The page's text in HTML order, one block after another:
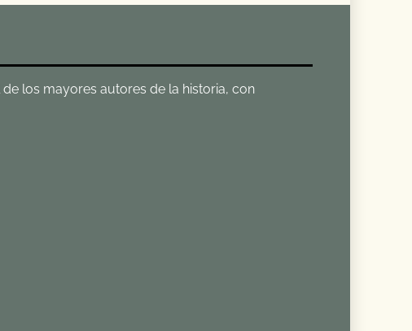
los mayores autores de la historia, con